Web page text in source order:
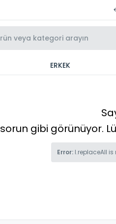
ERKEK
gibi görünüyor.
Error: l.replaceAll